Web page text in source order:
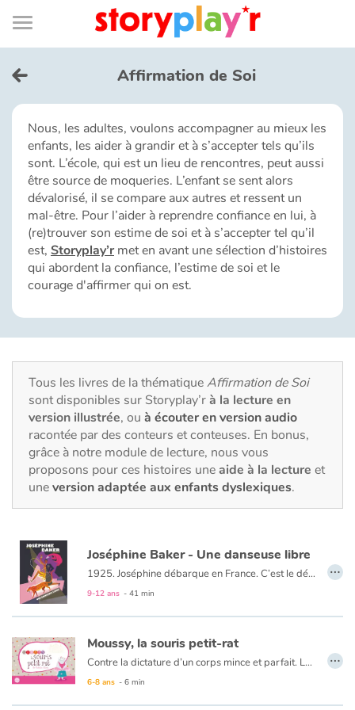
Connexion
Bibliothèque
de
page
Menu
Je me connecte
Tester gratuitement
Bibliothèque
Prix
Accueil
Fable, mythe, littérature et poésie
Princesses et princes, rois, reines et dragons
Ogres, monstres et sorcières
Héroïnes et héros
Les animaux
Voyage, épopée, enquête, aventure
Autour du monde
Apprentissage
Affirmation de Soi
Nous, les adultes, voulons accompagner au mieux les
enfants, les aider à grandir et à s’accepter tels qu’ils
sont. L’école, qui est un lieu de rencontres, peut aussi
être source de moqueries. L’enfant se sent alors
dévalorisé, il se compare aux autres et ressent un
mal-être. Pour l’aider à reprendre confiance en lui, à
(re)trouver son estime de soi et à s’accepter tel qu’il
est, Storyplay’rmet en avant une sélection d’histoires
qui abordent la confiance, l’estime de soi et le
courage d'affirmer qui on est.
Tous les livres de la thématiqueAffirmation de Soi
sont disponibles sur Storyplay’rà la lecture en
version illustrée, ou à écouter en version audio
racontée par des conteurs et conteuses. En bonus,
grâce à notre module de lecture, nous vous
proposons pour ces histoires uneaide à la lecture et
uneversion adaptée aux enfants dyslexiques.
Joséphine Baker - Une danseuse libre
1925. Joséphine débarque en France. C’est le début d’une incroyable aventure.
9-12 ans - 41 min
…
Moussy, la souris petit-rat
Contre la dictature d’un corps mince et parfait. La souris Moussy, à la silhouette replète, est à l’Opéra pour passer le concours de petit rat. Les sœurs Fluettes, des souris mal intentionnées à la taille ultrafine, lui font remarquer qu’il sera difficile de réussir le concours sans perdre du poids. Moussy, influencée, déstabilisée, va se mettre au régime jusqu’à ne plus manger et perdre toutes ses forces. Heureusement la VSS, la Vieille Souris Sage, veille sur Moussy...
6-8 ans - 6 min
…